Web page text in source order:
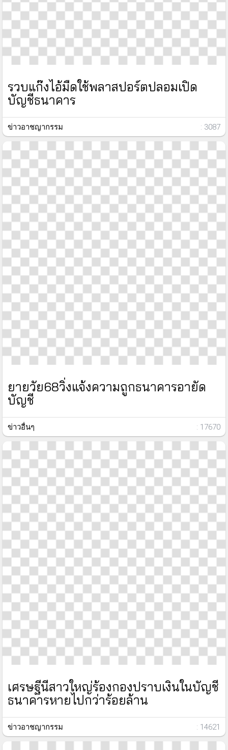
รวบแก๊งไอ้มืดใช้พลาสปอร์ตปลอมเปิด
บัญชีธนาคาร
ข่าวอาชญากรรม : 3087
ยายวัย68วิ่งแจ้งความถูกธนาคารอายัด
บัญชี
ข่าวอื่นๆ : 17670
เศรษฐีนีสาวใหญ่ร้องกองปราบเงินในบัญชี
ธนาคารหายไปกว่าร้อยล้าน
ข่าวอาชญากรรม : 14621